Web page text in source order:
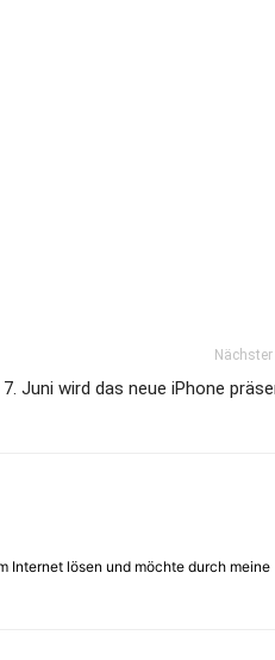
Nächster
7. Juni wird das neue iPhone
Internet lösen und möchte durch meine